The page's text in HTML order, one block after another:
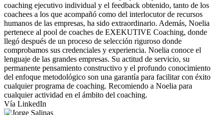
coaching ejecutivo individual y el feedback obtenido, tanto de los
coachees a los que acompañó como del interlocutor de recursos
humanos de las empresas, ha sido extraordinario. Además, Noelia
pertenece al pool de coaches de EXEKUTIVE Coaching, donde
llegó después de un proceso de selección riguroso donde
comprobamos sus credenciales y experiencia. Noelia conoce el
lenguaje de las grandes empresas. Su actitud de servicio, su
permanente pensamiento constructivo y el profundo conocimiento
del enfoque metodológico son una garantía para facilitar con éxito
cualquier programa de coaching. Recomiendo a Noelia para
cualquier actividad en el ámbito del coaching.
Vía LinkedIn